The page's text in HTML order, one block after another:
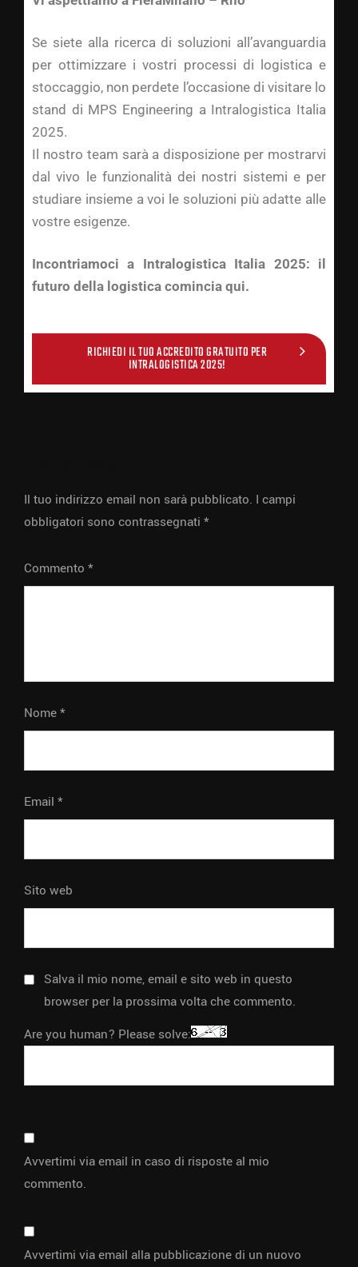
Se siete alla ricerca di soluzioni all’avanguardia
per ottimizzare i vostri processi di logistica e
stoccaggio, non perdete l’occasione di visitare lo
stand di MPS Engineering a Intralogistica Italia
2025.
Il nostro team sarà a disposizione per mostrarvi
dal vivo le funzionalità dei nostri sistemi e per
studiare insieme a voi le soluzioni più adatte alle
vostre esigenze.
Incontriamoci a Intralogistica Italia 2025: il
futuro della logistica comincia qui.
RICHIEDI IL TUO ACCREDITO GRATUITO PER
INTRALOGISTICA 2025!
Il tuo indirizzo email non sarà pubblicato. I campi
obbligatori sono contrassegnati *
Commento *
Nome*
Email *
Sito web
Salva il mio nome, email e sito web in questo
browser per la prossima volta che commento.
Are you human? Please solve:
Avvertimi via email in caso di risposte al mio
commento.
Avvertimi via email alla pubblicazione di un nuovo